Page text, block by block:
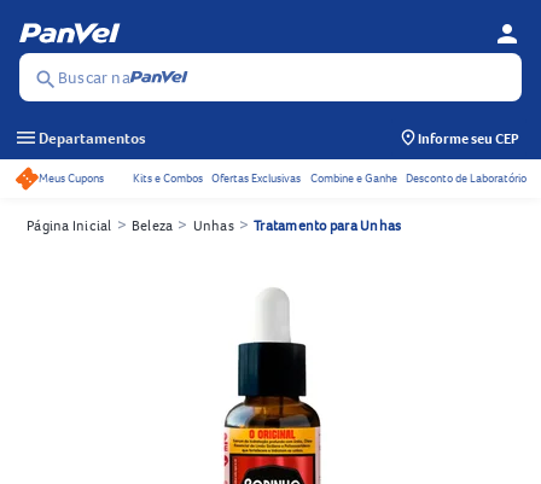
search Buscar na
person
menu Departamentos Informe seu CEP
Acessos rápidos do cabeçalho
Meus Cupons Kits e Combos Ofertas Exclusivas Combine e Ganhe Desconto de Laboratório
Página Inicial > Beleza > Unhas > Tratamento para Unhas